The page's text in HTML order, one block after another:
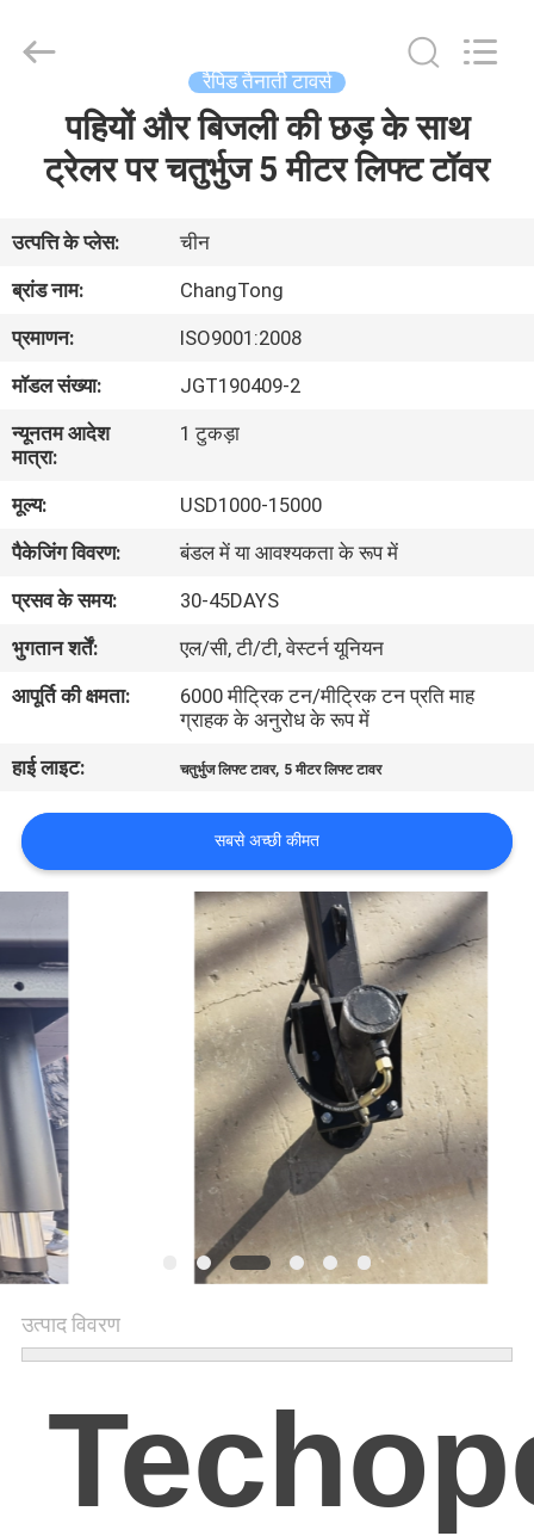
हमारे
बारे
कारखाना
गुणवत्ता
नियंत्रण
संपर्क
एक
की
विनती
करे
साइटमैप
PRIVACY
POLICY
Structure
रैपिड तैनाती टावर्स
पहियों और बिजली की छड़ के साथ
ट्रेलर पर चतुर्भुज 5 मीटर लिफ्ट टॉवर
उत्पत्ति के प्लेस:
चीन
ब्रांड नाम:
ChangTong
प्रमाणन:
ISO9001:2008
मॉडल संख्या:
JGT190409-2
न्यूनतम आदेश
मात्रा:
1 टुकड़ा
मूल्य:
USD1000-15000
पैकेजिंग विवरण:
बंडल में या आवश्यकता के रूप में
प्रसव के समय:
30-45DAYS
भुगतान शर्तें:
एल/सी, टी/टी, वेस्टर्न यूनियन
आपूर्ति की क्षमता:
6000 मीट्रिक टन/मीट्रिक टन प्रति माह
ग्राहक के अनुरोध के रूप में
हाई लाइट:
चतुर्भुज लिफ्ट टावर, 5 मीटर लिफ्ट टावर
सबसे अच्छी कीमत
उत्पाद विवरण